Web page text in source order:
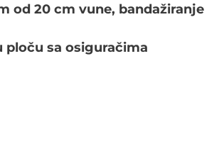
od 20 cm vune, bandažiranje
ploču sa osiguračima